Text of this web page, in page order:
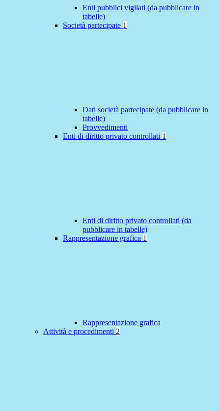
Enti pubblici vigilati (da pubblicare in
tabelle)
Società partecipate 1
Dati società partecipate (da pubblicare in
tabelle)
Provvedimenti
Enti di diritto privato controllati 1
Enti di diritto privato controllati (da
pubblicare in tabelle)
Rappresentazione grafica 1
Rappresentazione grafica
Attività e procedimenti 2